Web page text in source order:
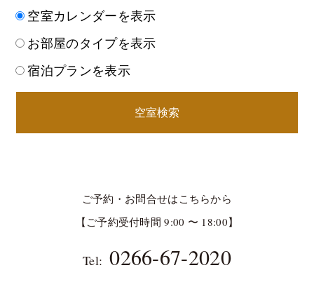
空室カレンダーを表示
お部屋のタイプを表示
宿泊プランを表示
空室検索
ご予約・お問合せはこちらから
【ご予約受付時間 9:00 〜 18:00】
Tel: 0266-67-2020